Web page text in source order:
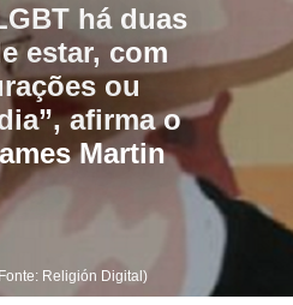
há duas
estar, com
ou
afirma o
Martin
Religión Digital)